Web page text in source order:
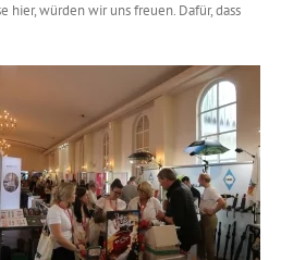
hier, würden wir uns freuen. Dafür, dass